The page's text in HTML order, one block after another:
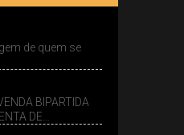
de quem se
BIPARTIDA
DE